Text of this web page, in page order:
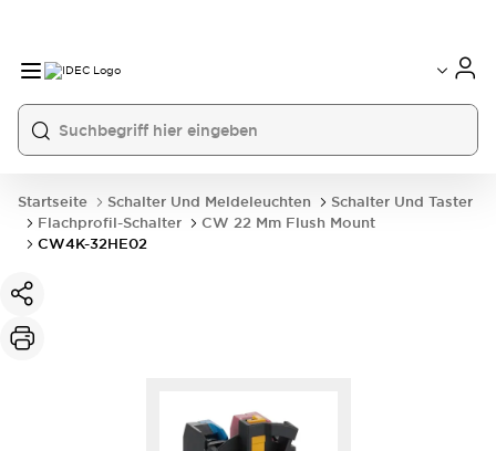
Startseite Schalter Und Meldeleuchten
Schalter Und Taster
Flachprofil-Schalter
CW 22 Mm Flush Mount
CW4K-32HE02